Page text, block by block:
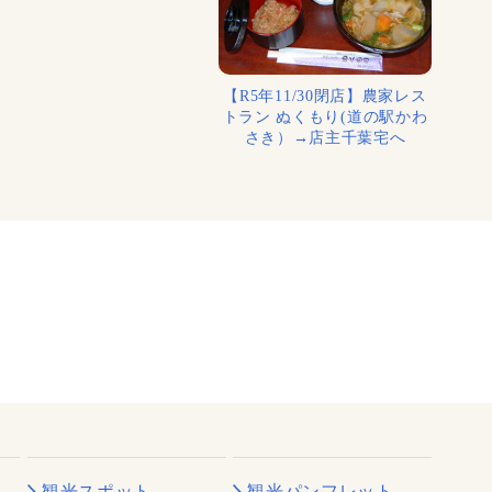
【R5年11/30閉店】農家レス
トラン ぬくもり(道の駅かわ
さき）→店主千葉宅へ